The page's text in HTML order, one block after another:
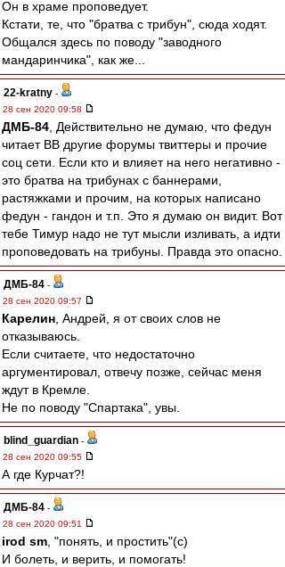
Он в храме проповедует.
Кстати, те, что "братва с трибун", сюда ходят.
Общался здесь по поводу "заводного
мандаринчика", как же...
22-kratny -
28 сен 2020 09:58
ДМБ-84 , Действительно не думаю, что федун
читает ВВ другие форумы твиттеры и прочие
соц сети. Если кто и влияет на него негативно -
это братва на трибунах с баннерами,
растяжками и прочим, на которых написано
федун - гандон и т.п. Это я думаю он видит. Вот
тебе Тимур надо не тут мысли изливать, а идти
проповедовать на трибуны. Правда это опасно.
ДМБ-84 -
28 сен 2020 09:57
Карелин , Андрей, я от своих слов не
отказываюсь.
Если считаете, что недостаточно
аргументировал, отвечу позже, сейчас меня
ждут в Кремле.
Не по поводу "Спартака", увы.
blind_guardian -
28 сен 2020 09:55
А где Курчат?!
ДМБ-84 -
28 сен 2020 09:51
irod sm , "понять, и простить"(с)
И болеть, и верить, и помогать!